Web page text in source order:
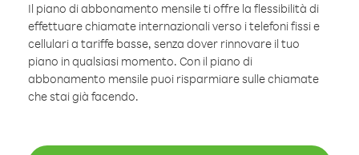
Il piano di abbonamento mensile ti offre la flessibilità di
effettuare chiamate internazionali verso i telefoni fissi e
cellulari a tariffe basse, senza dover rinnovare il tuo
piano in qualsiasi momento. Con il piano di
abbonamento mensile puoi risparmiare sulle chiamate
che stai già facendo.